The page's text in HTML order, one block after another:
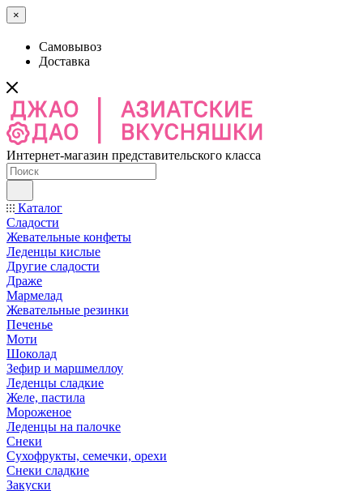
×
Самовывоз
Доставка
Интернет-магазин представительского класса
Каталог
Сладости
Жевательные конфеты
Леденцы кислые
Другие сладости
Драже
Мармелад
Жевательные резинки
Печенье
Моти
Шоколад
Зефир и маршмеллоу
Леденцы сладкие
Желе, пастила
Мороженое
Леденцы на палочке
Снеки
Сухофрукты, семечки, орехи
Снеки сладкие
Закуски